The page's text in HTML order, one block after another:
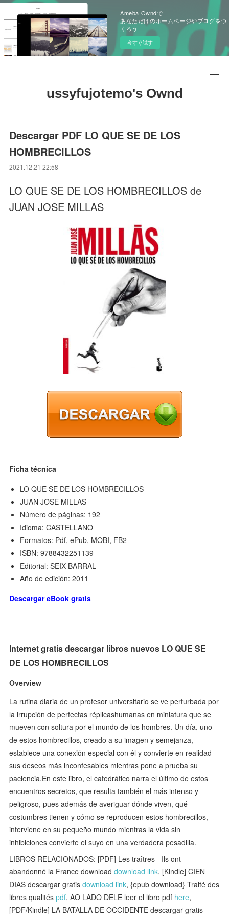
Ameba Owndで
あなただけのホームページやブログをつ
くろう
今すぐ試す
ussyfujotemo's Ownd
Descargar PDF LO QUE SE DE LOS
HOMBRECILLOS
2021.12.21 22:58
LO QUE SE DE LOS HOMBRECILLOS de
JUAN JOSE MILLAS
Ficha técnica
LO QUE SE DE LOS HOMBRECILLOS
JUAN JOSE MILLAS
Número de páginas: 192
Idioma: CASTELLANO
Formatos: Pdf, ePub, MOBI, FB2
ISBN: 9788432251139
Editorial: SEIX BARRAL
Año de edición: 2011
Descargar eBook gratis
Internet gratis descargar libros nuevos LO QUE SE
DE LOS HOMBRECILLOS
Overview
La rutina diaria de un profesor universitario se ve perturbada por
la irrupción de perfectas réplicashumanas en miniatura que se
mueven con soltura por el mundo de los hombres. Un día, uno
de estos hombrecillos, creado a su imagen y semejanza,
establece una conexión especial con él y convierte en realidad
sus deseos más inconfesables mientras pone a prueba su
paciencia.En este libro, el catedrático narra el último de estos
encuentros secretos, que resulta también el más intenso y
peligroso, pues además de averiguar dónde viven, qué
costumbres tienen y cómo se reproducen estos hombrecillos,
interviene en su pequeño mundo mientras la vida sin
inhibiciones convierte el suyo en una verdadera pesadilla.
LIBROS RELACIONADOS: [PDF] Les traîtres - Ils ont
abandonné la France downloaddownload link, [Kindle] CIEN
DIAS descargar gratisdownload link, {epub download} Traité des
libres qualitéspdf, AO LADO DELE leer el libro pdf here,
[PDF/Kindle] LA BATALLA DE OCCIDENTE descargar gratis